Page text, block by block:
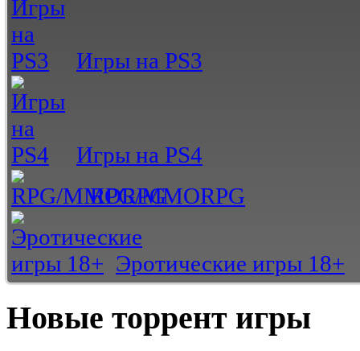
Игры на PS3
Игры на PS4
RPG/MMORPG
Эротические игры 18+
Новые торрент игры